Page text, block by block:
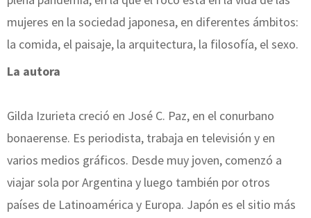
mujeres en la sociedad japonesa, en diferentes ámbitos:
la comida, el paisaje, la arquitectura, la filosofía, el sexo.
La autora
Gilda Izurieta creció en José C. Paz, en el conurbano
bonaerense. Es periodista, trabaja en televisión y en
varios medios gráficos. Desde muy joven, comenzó a
viajar sola por Argentina y luego también por otros
países de Latinoamérica y Europa. Japón es el sitio más